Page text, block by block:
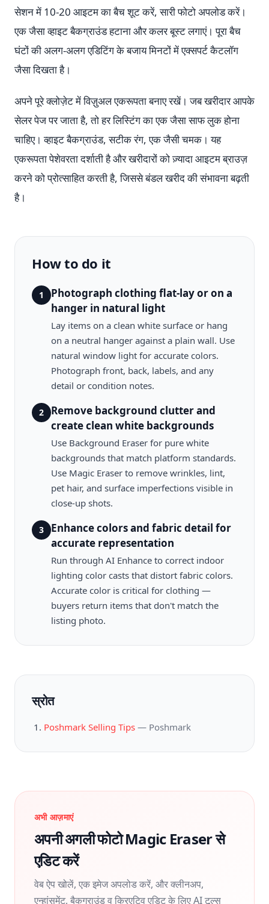
सेशन में 10-20 आइटम का बैच शूट करें, सारी फोटो अपलोड करें।
एक जैसा व्हाइट बैकग्राउंड हटाना और कलर बूस्ट लगाएं। पूरा बैच
घंटों की अलग-अलग एडिटिंग के बजाय मिनटों में एक्सपर्ट कैटलॉग
जैसा दिखता है।
अपने पूरे क्लोज़ेट में विज़ुअल एकरूपता बनाए रखें। जब खरीदार आपके
सेलर पेज पर जाता है, तो हर लिस्टिंग का एक जैसा साफ लुक होना
चाहिए। व्हाइट बैकग्राउंड, सटीक रंग, एक जैसी चमक। यह
एकरूपता पेशेवरता दर्शाती है और खरीदारों को ज़्यादा आइटम ब्राउज़
करने को प्रोत्साहित करती है, जिससे बंडल खरीद की संभावना बढ़ती
है।
How to do it
1
Photograph clothing flat-lay or on a
hanger in natural light
Lay items on a clean white surface or hang
on a neutral hanger against a plain wall. Use
natural window light for accurate colors.
Photograph front, back, labels, and any
detail or condition notes.
2
Remove background clutter and
create clean white backgrounds
Use Background Eraser for pure white
backgrounds that match platform standards.
Use Magic Eraser to remove wrinkles, lint,
pet hair, and surface imperfections visible in
close-up shots.
3
Enhance colors and fabric detail for
accurate representation
Run through AI Enhance to correct indoor
lighting color casts that distort fabric colors.
Accurate color is critical for clothing —
buyers return items that don't match the
listing photo.
स्रोत
Poshmark Selling Tips — Poshmark
अभी आज़माएं
अपनी अगली फोटो Magic Eraser से
एडिट करें
वेब ऐप खोलें, एक इमेज अपलोड करें, और क्लीनअप,
एन्हांसमेंट, बैकग्राउंड व क्रिएटिव एडिट के लिए AI टूल्स